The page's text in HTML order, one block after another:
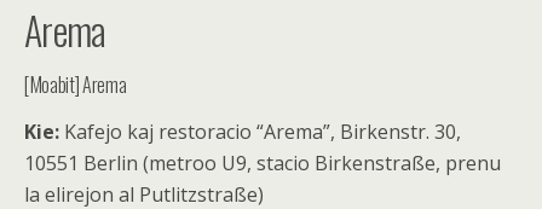
Arema
[Moabit] Arema
Kie: Kafejo kaj restoracio “Arema”, Birkenstr. 30,
10551 Berlin (metroo U9, stacio Birkenstraße, prenu
la elirejon al Putlitzstraße)